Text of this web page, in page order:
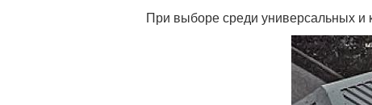
При выборе среди универсальных и